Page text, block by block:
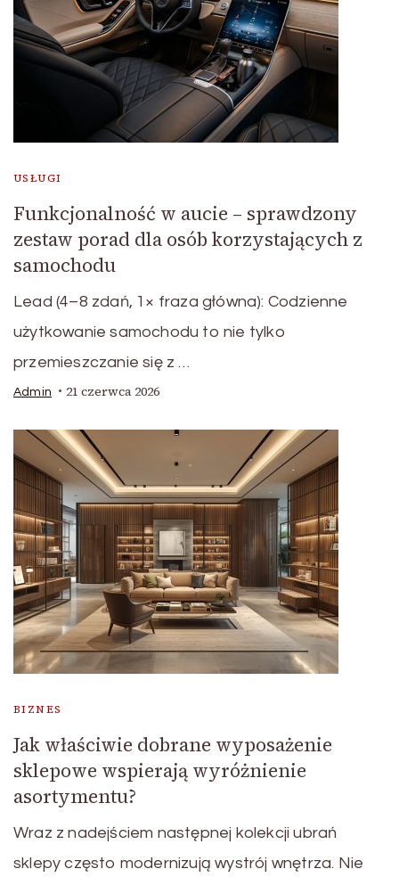
USŁUGI
Funkcjonalność w aucie – sprawdzony
zestaw porad dla osób korzystających z
samochodu
Lead (4–8 zdań, 1× fraza główna): Codzienne
użytkowanie samochodu to nie tylko
przemieszczanie się z …
Admin 21 czerwca 2026
BIZNES
Jak właściwie dobrane wyposażenie
sklepowe wspierają wyróżnienie
asortymentu?
Wraz z nadejściem następnej kolekcji ubrań
sklepy często modernizują wystrój wnętrza. Nie